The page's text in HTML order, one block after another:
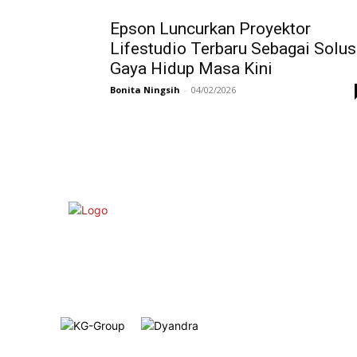
Epson Luncurkan Proyektor
Lifestudio Terbaru Sebagai
Gaya Hidup Masa Kini
Bonita Ningsih - 04/02/2026